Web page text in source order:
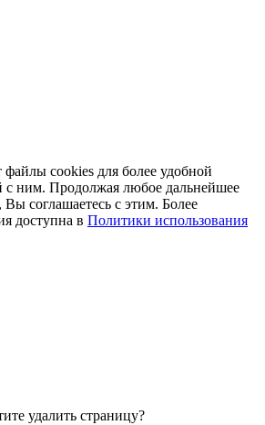
файлы cookies для более удобной
с ним. Продолжая любое дальнейшее
соглашаетесь с этим. Более
доступна в Политики использования
удалить страницу?